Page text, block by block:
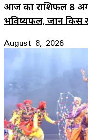
आज का राशिफल 8
भविष्यफल, जानें किस
August 8, 2026